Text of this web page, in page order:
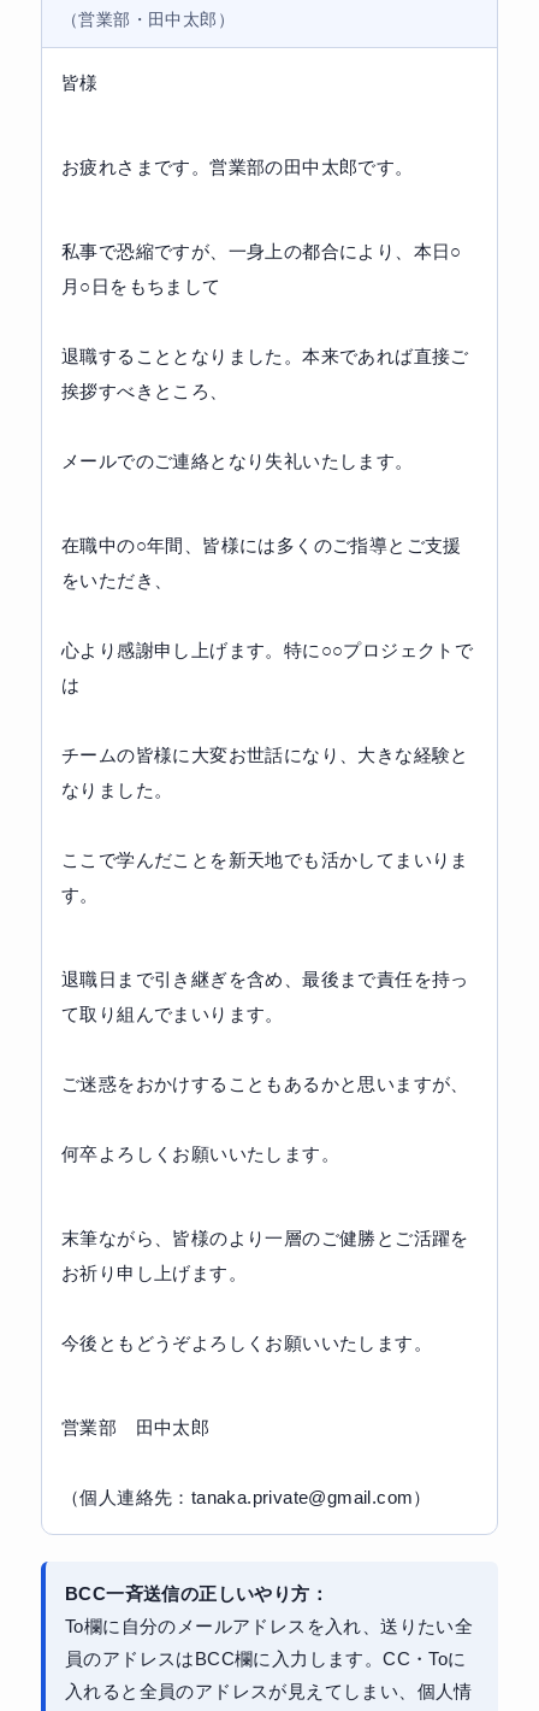
（営業部・田中太郎）
皆様
お疲れさまです。営業部の田中太郎です。
私事で恐縮ですが、一身上の都合により、本日○
月○日をもちまして
退職することとなりました。本来であれば直接ご
挨拶すべきところ、
メールでのご連絡となり失礼いたします。
在職中の○年間、皆様には多くのご指導とご支援
をいただき、
心より感謝申し上げます。特に○○プロジェクトで
は
チームの皆様に大変お世話になり、大きな経験と
なりました。
ここで学んだことを新天地でも活かしてまいりま
す。
退職日まで引き継ぎを含め、最後まで責任を持っ
て取り組んでまいります。
ご迷惑をおかけすることもあるかと思いますが、
何卒よろしくお願いいたします。
末筆ながら、皆様のより一層のご健勝とご活躍を
お祈り申し上げます。
今後ともどうぞよろしくお願いいたします。
営業部　田中太郎
（個人連絡先：tanaka.private@gmail.com）
BCC一斉送信の正しいやり方：
To欄に自分のメールアドレスを入れ、送りたい全
員のアドレスはBCC欄に入力します。CC・Toに
入れると全員のアドレスが見えてしまい、個人情